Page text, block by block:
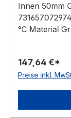
Innen 50mm
°C Material
Ausführung
dunkelblau
147,64 €*
Preise inkl.